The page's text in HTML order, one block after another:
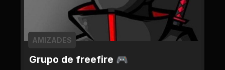
Grupo de freefire 🎮
AMIZADES